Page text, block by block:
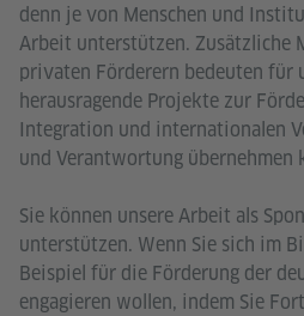
denn je von Menschen und
Arbeit unterstützen. Zusätzliche
privaten Förderern bedeuten für
herausragende Projekte zur
Integration und internationalen
und Verantwortung übernehmen
Sie können unsere Arbeit als
unterstützen. Wenn Sie sich im
Beispiel für die Förderung der
engagieren wollen, indem Sie